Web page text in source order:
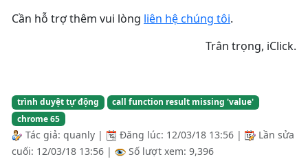
Cần hỗ trợ thêm vui lòng liên hệ chúng tôi.
Trân trọng, iClick.
trình duyệt tự động
call function result missing 'value'
chrome 65
Tác giả: quanly | Đăng lúc: 12/03/18 13:56 |
Lần sửa
cuối: 12/03/18 13:56 | Số lượt xem: 9,396